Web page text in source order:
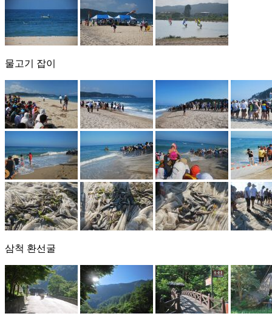
물고기 잡이
삼척 환선굴